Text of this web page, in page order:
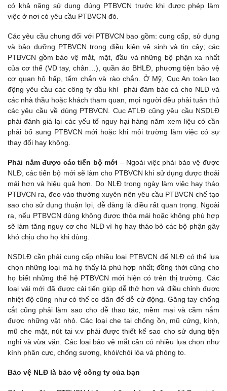
có khả năng sử dụng đúng PTBVCN trước khi được phép làm
việc ở nơi có yêu cầu PTBVCN đó.
Các yêu cầu chung đối với PTBVCN bao gồm: cung cấp, sử dụng
và bảo dưỡng PTBVCN trong điều kiện vệ sinh và tin cậy; các
PTBVCN gồm bảo vệ mắt, mặt, đầu và những bộ phận xa nhất
của cơ thể (VD tay, chân…), quần áo BHLĐ, phương tiện bảo vệ
cơ quan hô hấp, tấm chắn và rào chắn. Ở Mỹ, Cục An toàn lao
động yêu cầu các công ty dầu khí phải đảm bảo cả cho NLĐ và
các nhà thầu hoặc khách tham quan, mọi người đều phải tuân thủ
các yêu cầu về dùng PTBVCN. Cục ATLĐ cũng yêu cầu NSDLĐ
phải đánh giá lại các yếu tố nguy hại hàng năm xem liệu có cần
phải bổ sung PTBVCN mới hoặc khi môi trường làm việc có sự
thay đổi hay không.
Phải nắm được các tiến bộ mới – Ngoài việc phải bảo vệ được
NLĐ, các tiến bộ mới sẽ làm cho PTBVCN khi sử dụng được thoải
mái hơn và hiệu quả hơn. Do NLĐ trong ngày làm việc hay tháo
PTBVCN ra, đeo vào thường xuyên nên yêu cầu PTBVCN chế tạo
sao cho sử dụng thuận lợi, dễ dàng là điều rất quan trọng. Ngoài
ra, nếu PTBVCN dùng không được thỏa mái hoặc không phù hợp
sẽ làm tăng nguy cơ cho NLĐ vì họ hay tháo bỏ các bộ phận gây
khó chịu cho họ khi dùng.
NSDLĐ cần phải cung cấp nhiều loại PTBVCN để NLĐ có thể lựa
chọn những loại mà họ thấy là phù hợp nhất; đồng thời cũng cho
họ biết những thế hệ PTBVCN mới hiện có trên thị trường. Các
loại vải mới đã được cải tiến giúp dễ thở hơn và điều chỉnh được
nhiệt độ cũng như có thể co dãn để dễ cử động. Găng tay chống
cắt cũng phải làm sao cho dễ thao tác, mềm mại và cầm nắm
được những vật nhỏ. Các loại che tai chống ồn, mũ cứng, kính,
mũ che mặt, nút tai v.v phải được thiết kế sao cho sử dụng tiện
nghi và vừa vặn. Các loại bảo vệ mắt cần có nhiều lựa chọn như
kính phân cực, chống sương, khói/chói lóa và phóng to.
Bảo vệ NLĐ là bảo vệ công ty của bạn